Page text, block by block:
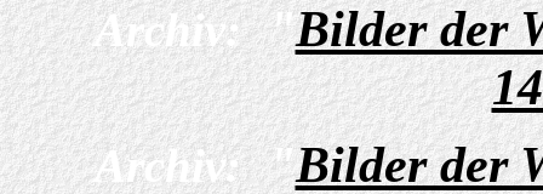
Archiv:"Bilder der
Archiv:"Bilder der